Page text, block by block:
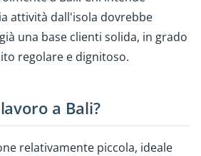
attività dall'isola dovrebbe
una base clienti solida, in grado
regolare e dignitoso.
a Bali?
relativamente piccola, ideale